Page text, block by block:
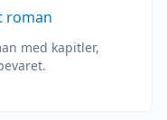
roman
med kapitler,